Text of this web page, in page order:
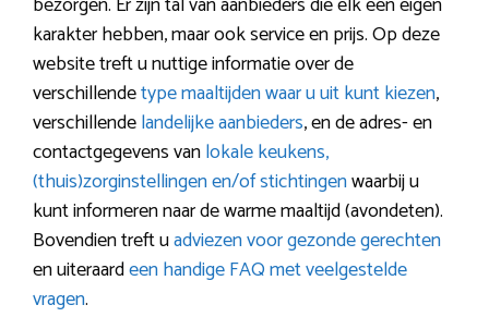
karakter hebben, maar ook service en prijs. Op deze
website treft u nuttige informatie over de
verschillendetype maaltijden waar u uit kunt kiezen,
verschillendelandelijke aanbieders, en de adres- en
contactgegevens vanlokale keukens,
(thuis)zorginstellingen en/of stichtingenwaarbij u
kunt informeren naar de warme maaltijd (avondeten).
Bovendien treft uadviezen voor gezonde gerechten
en uiteraardeen handige FAQ met veelgestelde
vragen.